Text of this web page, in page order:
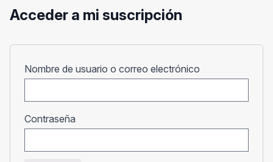
Acceder a mi suscripción
Nombre de usuario o correo electrónico
Contraseña